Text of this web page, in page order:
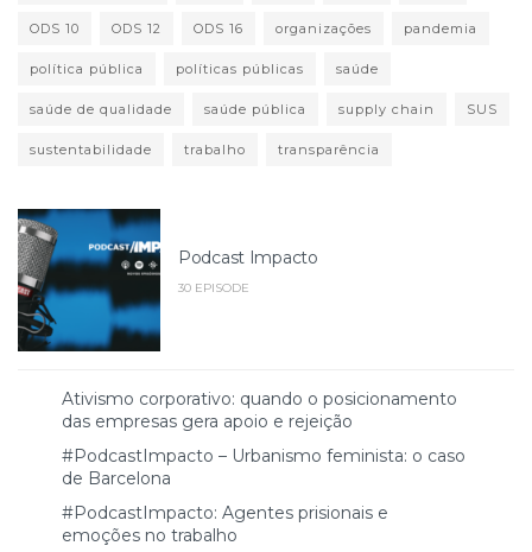
ODS 10 ODS 12 ODS 16 organizações pandemia
política pública políticas públicas saúde
saúde de qualidade saúde pública supply chain SUS
sustentabilidade trabalho transparência
Podcast Impacto
30 EPISODE
Ativismo corporativo: quando o posicionamento
das empresas gera apoio e rejeição
#PodcastImpacto – Urbanismo feminista: o caso
de Barcelona
#PodcastImpacto: Agentes prisionais e
emoções no trabalho